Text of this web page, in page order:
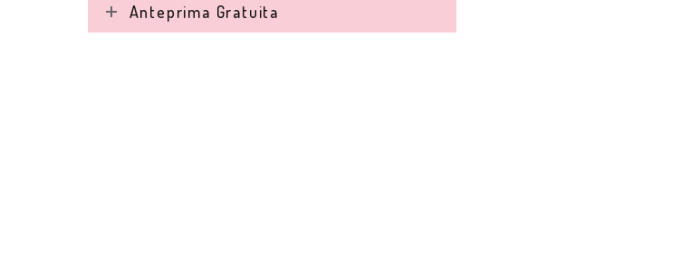
Anteprima Gratuita